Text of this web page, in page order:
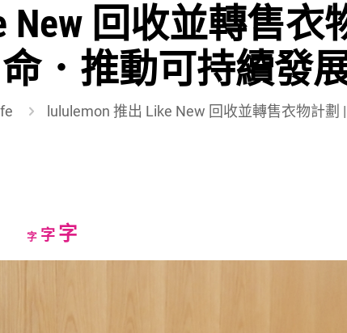
New 回收並轉售
命．推動可持續發
lululemon 推出 Like New 回收並轉售衣物計
字Decrease
字Reset
字Increase
font